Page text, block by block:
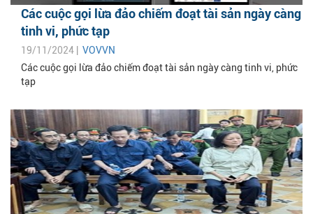
Các cuộc gọi lừa đảo chiếm đoạt tài sản ngày càng
tinh vi, phức tạp
19/11/2024 | VOVVN
Các cuộc gọi lừa đảo chiếm đoạt tài sản ngày càng tinh vi, phức
tạp